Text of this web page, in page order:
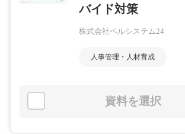
バイド対策
株式会社ベルシステム24
人事管理・人材育成
資料を選択